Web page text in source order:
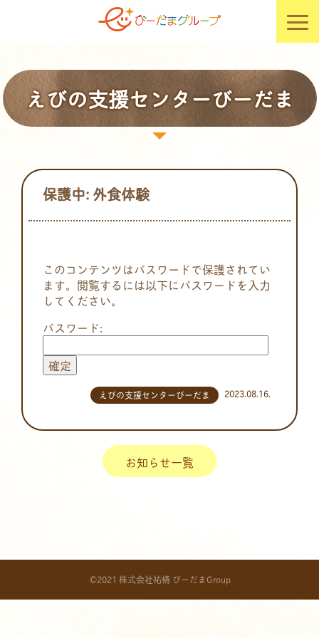
えびの支援センターびーだま
保護中: 外食体験
このコンテンツはパスワードで保護されてい
ます。閲覧するには以下にパスワードを入力
してください。
パスワード:
2023.08.16.
えびの支援センターびーだま
お知らせ一覧
©2021 株式会社祐脩 びーだまGroup